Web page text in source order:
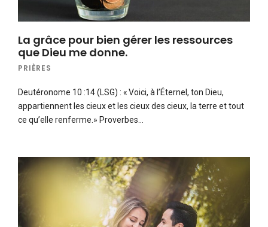
La grâce pour bien gérer les ressources
que Dieu me donne.
PRIÈRES
Deutéronome 10 :14 (LSG) : « Voici, à l’Éternel, ton Dieu,
appartiennent les cieux et les cieux des cieux, la terre et tout
ce qu’elle renferme.» Proverbes…